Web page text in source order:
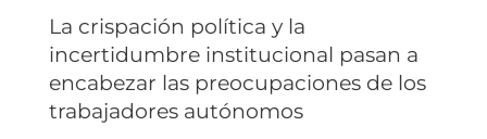
La crispación política y la
incertidumbre institucional pasan a
encabezar las preocupaciones de los
trabajadores autónomos